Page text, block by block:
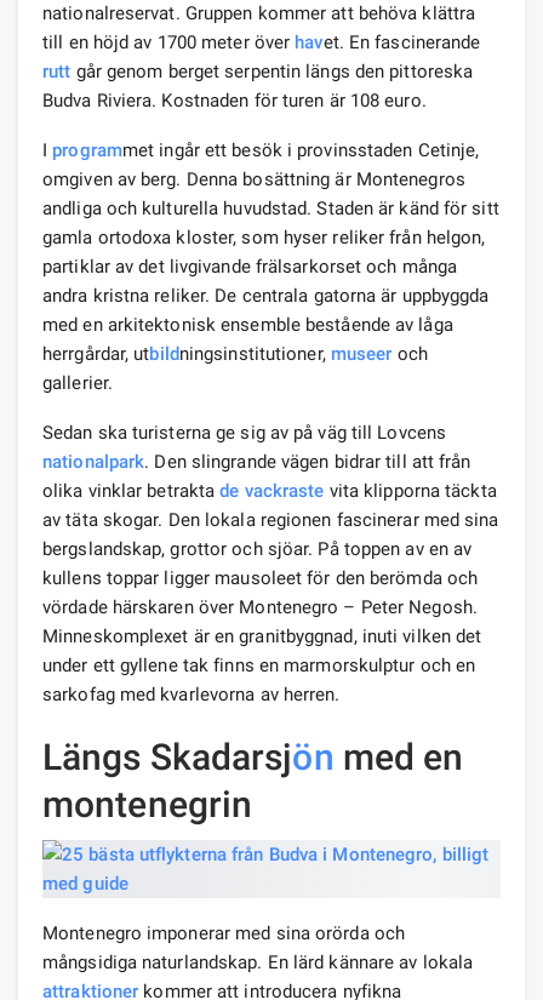
nationalreservat. Gruppen kommer att behöva klättra
till en höjd av 1700 meter över havet. En fascinerande
rutt går genom berget serpentin längs den pittoreska
Budva Riviera. Kostnaden för turen är 108 euro.
I programmet ingår ett besök i provinsstaden Cetinje,
omgiven av berg. Denna bosättning är Montenegros
andliga och kulturella huvudstad. Staden är känd för sitt
gamla ortodoxa kloster, som hyser reliker från helgon,
partiklar av det livgivande frälsarkorset och många
andra kristna reliker. De centrala gatorna är uppbyggda
med en arkitektonisk ensemble bestående av låga
herrgårdar, utbildningsinstitutioner, museer och
gallerier.
Sedan ska turisterna ge sig av på väg till Lovcens
nationalpark. Den slingrande vägen bidrar till att från
olika vinklar betraktade vackraste vita klipporna täckta
av täta skogar. Den lokala regionen fascinerar med sina
bergslandskap, grottor och sjöar. På toppen av en av
kullens toppar ligger mausoleet för den berömda och
vördade härskaren över Montenegro – Peter Negosh.
Minneskomplexet är en granitbyggnad, inuti vilken det
under ett gyllene tak finns en marmorskulptur och en
sarkofag med kvarlevorna av herren.
Längs Skadarsjön med en
montenegrin
Montenegro imponerar med sina orörda och
mångsidiga naturlandskap. En lärd kännare av lokala
attraktioner kommer att introducera nyfikna